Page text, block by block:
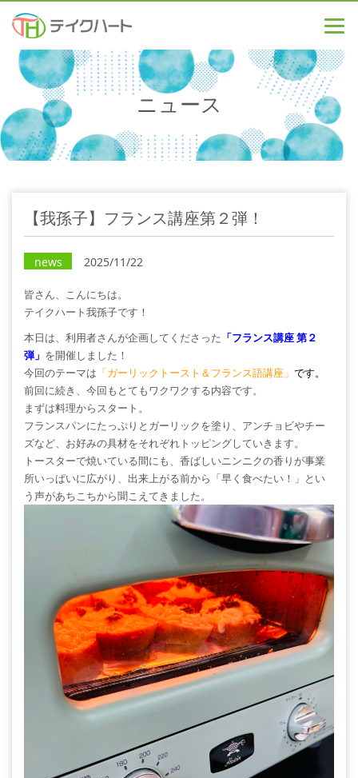
ニュース
【我孫子】フランス講座第２弾！
news 2025/11/22
皆さん、こんにちは。
テイクハート我孫子です！
本日は、利用者さんが企画してくださった 「フランス講座 第２
弾」 を開催しました！
今回のテーマは 「ガーリックトースト＆フランス語講座」 です。
前回に続き、今回もとてもワクワクする内容です。
まずは料理からスタート。
フランスパンにたっぷりとガーリックを塗り、アンチョビやチー
ズなど、お好みの具材をそれぞれトッピングしていきます。
トースターで焼いている間にも、香ばしいニンニクの香りが事業
所いっぱいに広がり、出来上がる前から「早く食べたい！」とい
う声があちこちから聞こえてきました。